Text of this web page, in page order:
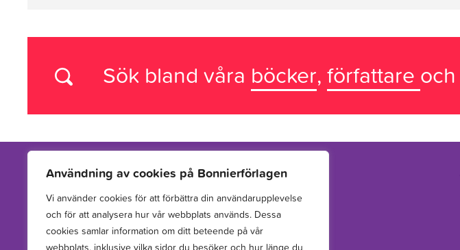
Användning av cookies på Bonnierförlagen
Vi använder cookies för att förbättra din användarupplevelse
och för att analysera hur vår webbplats används. Dessa
cookies samlar information om ditt beteende på vår
webbplats, inklusive vilka sidor du besöker och hur länge du
Sök bland våra böcker,författare och
Vi arbetar med att hitta, utveckla, publicera och sprida
berättelser för barn och unga.